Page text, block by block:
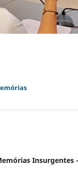
Insurgentes